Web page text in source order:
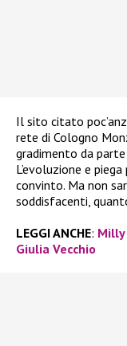
Il sito citato
rete di Cologno
gradimento da parte
L’evoluzione e
convinto. Ma non
soddisfacenti,
LEGGI ANCHE:
Giulia Vecchio